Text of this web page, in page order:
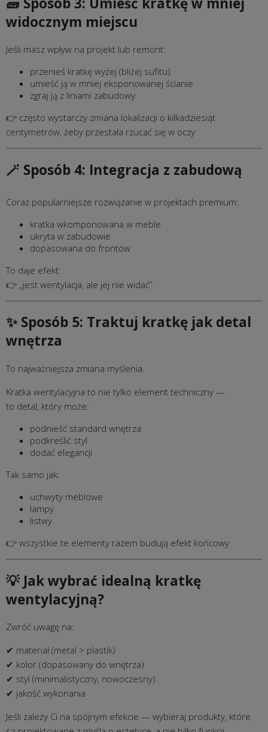
widocznym miejscu
Jeśli masz wpływ na projekt lub remont:
przenieś kratkę wyżej (bliżej sufitu)
umieść ją w mniej eksponowanej ścianie
zgraj ją z liniami zabudowy
👉 często wystarczy zmiana lokalizacji o kilkadziesiąt
centymetrów, żeby przestała rzucać się w oczy
🪄 Sposób 4: Integracja z zabudową
Coraz popularniejsze rozwiązanie w projektach premium:
kratka wkomponowana w meble
ukryta w zabudowie
dopasowana do frontów
To daje efekt:
👉 „jest wentylacja, ale jej nie widać”
✨ Sposób 5: Traktuj kratkę jak detal
wnętrza
To najważniejsza zmiana myślenia.
Kratka wentylacyjna to nie tylko element techniczny —
to detal, który może:
podnieść standard wnętrza
podkreślić styl
dodać elegancji
Tak samo jak:
uchwyty meblowe
lampy
listwy
👉 wszystkie te elementy razem budują efekt końcowy
💡 Jak wybrać idealną kratkę
wentylacyjną?
Zwróć uwagę na:
✔ materiał (metal > plastik)
✔ kolor (dopasowany do wnętrza)
✔ styl (minimalistyczny, nowoczesny)
✔ jakość wykonania
Jeśli zależy Ci na spójnym efekcie — wybieraj produkty, które